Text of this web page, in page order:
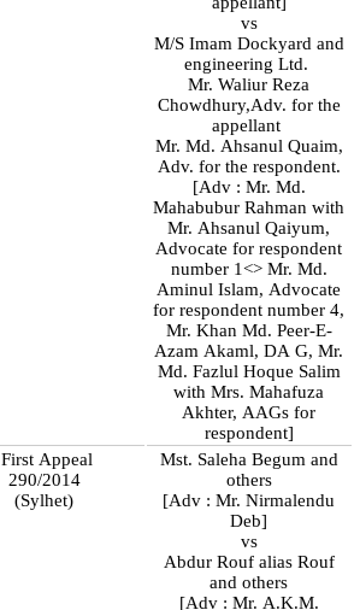
vs
M/S Imam Dockyard and
engineering Ltd.
Mr. Waliur Reza
Chowdhury,Adv. for the
appellant
Mr. Md. Ahsanul Quaim,
Adv. for the respondent.
[Adv : Mr. Md.
Mahabubur Rahman with
Mr. Ahsanul Qaiyum,
Advocate for respondent
number 1<> Mr. Md.
Aminul Islam, Advocate
for respondent number 4,
Mr. Khan Md. Peer-E-
Azam Akaml, DA G, Mr.
Md. Fazlul Hoque Salim
with Mrs. Mahafuza
Akhter, AAGs for
respondent]
First Appeal
290/2014
(Sylhet)
Mst. Saleha Begum and
others
[Adv : Mr. Nirmalendu
Deb]
vs
Abdur Rouf alias Rouf
and others
[Adv : Mr. A.K.M.